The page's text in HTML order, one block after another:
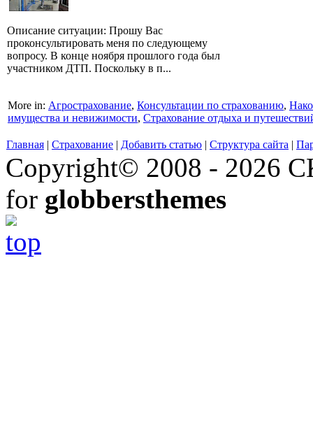
Описание ситуации: Прошу Вас
проконсультировать меня по следующему
вопросу. В конце ноября прошлого года был
участником ДТП. Поскольку в п...
More in: Агрострахование, Консультации по страхованию,
имущества и невижимости, Страхование отдыха и
Главная | Страхование | Добавить статью | Структура сайта |
Copyright© 2008 - 2026
for globbersthemes